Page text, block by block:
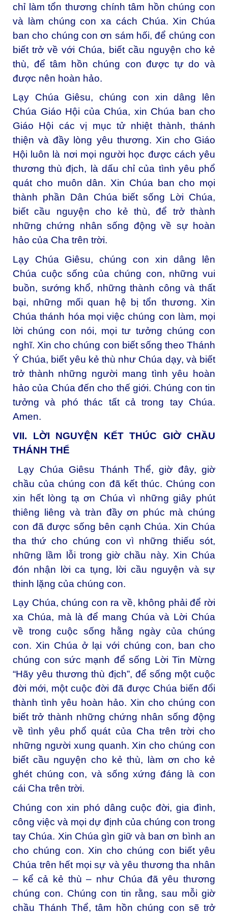
chỉ làm tổn thương chính tâm hồn chúng con
và làm chúng con xa cách Chúa. Xin Chúa
ban cho chúng con ơn sám hối, để chúng con
biết trở về với Chúa, biết cầu nguyện cho kẻ
thù, để tâm hồn chúng con được tự do và
được nên hoàn hảo.
Lạy Chúa Giêsu, chúng con xin dâng lên
Chúa Giáo Hội của Chúa, xin Chúa ban cho
Giáo Hội các vị mục tử nhiệt thành, thánh
thiện và đầy lòng yêu thương. Xin cho Giáo
Hội luôn là nơi mọi người học được cách yêu
thương thù địch, là dấu chỉ của tình yêu phổ
quát cho muôn dân. Xin Chúa ban cho mọi
thành phần Dân Chúa biết sống Lời Chúa,
biết cầu nguyện cho kẻ thù, để trở thành
những chứng nhân sống động về sự hoàn
hảo của Cha trên trời.
Lạy Chúa Giêsu, chúng con xin dâng lên
Chúa cuộc sống của chúng con, những vui
buồn, sướng khổ, những thành công và thất
bại, những mối quan hệ bị tổn thương. Xin
Chúa thánh hóa mọi việc chúng con làm, mọi
lời chúng con nói, mọi tư tưởng chúng con
nghĩ. Xin cho chúng con biết sống theo Thánh
Ý Chúa, biết yêu kẻ thù như Chúa dạy, và biết
trở thành những người mang tình yêu hoàn
hảo của Chúa đến cho thế giới. Chúng con tin
tưởng và phó thác tất cả trong tay Chúa.
Amen.
VII. LỜI NGUYỆN KẾT THÚC GIỜ CHẦU
THÁNH THỂ
Lạy Chúa Giêsu Thánh Thể, giờ đây, giờ
chầu của chúng con đã kết thúc. Chúng con
xin hết lòng tạ ơn Chúa vì những giây phút
thiêng liêng và tràn đầy ơn phúc mà chúng
con đã được sống bên cạnh Chúa. Xin Chúa
tha thứ cho chúng con vì những thiếu sót,
những lầm lỗi trong giờ chầu này. Xin Chúa
đón nhận lời ca tụng, lời cầu nguyện và sự
thinh lặng của chúng con.
Lạy Chúa, chúng con ra về, không phải để rời
xa Chúa, mà là để mang Chúa và Lời Chúa
về trong cuộc sống hằng ngày của chúng
con. Xin Chúa ở lại với chúng con, ban cho
chúng con sức mạnh để sống Lời Tin Mừng
“Hãy yêu thương thù địch”, để sống một cuộc
đời mới, một cuộc đời đã được Chúa biến đổi
thành tình yêu hoàn hảo. Xin cho chúng con
biết trở thành những chứng nhân sống động
về tình yêu phổ quát của Cha trên trời cho
những người xung quanh. Xin cho chúng con
biết cầu nguyện cho kẻ thù, làm ơn cho kẻ
ghét chúng con, và sống xứng đáng là con
cái Cha trên trời.
Chúng con xin phó dâng cuộc đời, gia đình,
công việc và mọi dự định của chúng con trong
tay Chúa. Xin Chúa gìn giữ và ban ơn bình an
cho chúng con. Xin cho chúng con biết yêu
Chúa trên hết mọi sự và yêu thương tha nhân
– kể cả kẻ thù – như Chúa đã yêu thương
chúng con. Chúng con tin rằng, sau mỗi giờ
chầu Thánh Thể, tâm hồn chúng con sẽ trở